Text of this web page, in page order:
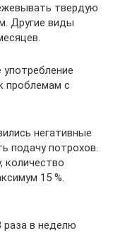
твердую
Другие виды
употребление
проблемам с
негативные
подачу потрохов.
количество
15 %.
в неделю